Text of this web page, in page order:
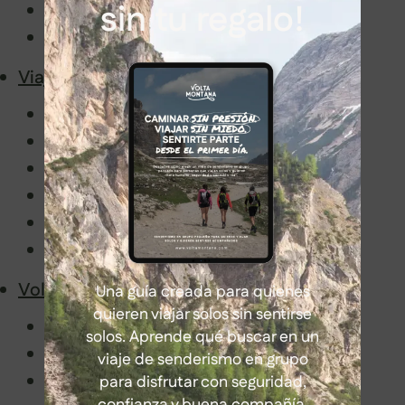
Latinoamérica
África
Viajar con nosotros
Senderismo en grupo sin miedo
Información de interés
Embajadores
Volta Montaneros
FAQ
Blog
Volta Montana
Manifiesto
Historia y valores
Guías de Volta Montana
sin tu regalo!
Una guía creada para quienes
quieren viajar solos sin sentirse
solos. Aprende qué buscar en un
viaje de senderismo en grupo
para disfrutar con seguridad,